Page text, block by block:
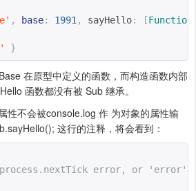
, base: 1991 , sayHello: [Function
}
在原型中定义的函数，而构造函数内部
函数都没有被 Sub 继承。
性不会被console.log 作 为对象的属性输
这行的注释，将会看到：
error, or